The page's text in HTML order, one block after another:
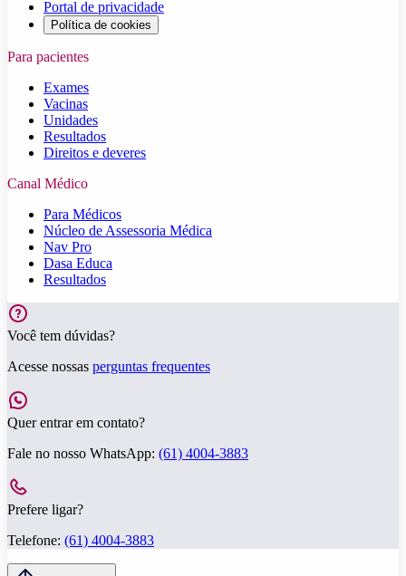
Portal de privacidade
Política de cookies
Para pacientes
Exames
Vacinas
Unidades
Resultados
Direitos e deveres
Canal Médico
Para Médicos
Núcleo de Assessoria Médica
Nav Pro
Dasa Educa
Resultados
Você tem dúvidas?
Acesse nossas perguntas frequentes
Quer entrar em contato?
Fale no nosso WhatsApp: (61) 4004-3883
Prefere ligar?
Telefone: (61) 4004-3883